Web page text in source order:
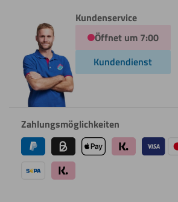
Kundenservice
Öffnet um 7:00
Kundendienst
Zahlungsmöglichkeiten